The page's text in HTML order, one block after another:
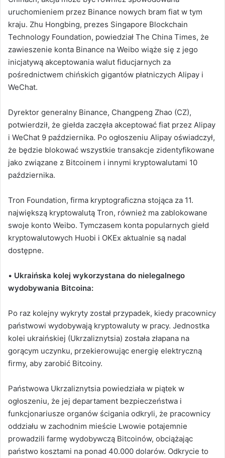
uruchomieniem przez Binance nowych bram fiat w tym
kraju. Zhu Hongbing, prezes Singapore Blockchain
Technology Foundation, powiedział The China Times, że
zawieszenie konta Binance na Weibo wiąże się z jego
inicjatywą akceptowania walut fiducjarnych za
pośrednictwem chińskich gigantów płatniczych Alipay i
WeChat.
Dyrektor generalny Binance, Changpeng Zhao (CZ),
potwierdził, że giełda zaczęła akceptować fiat przez Alipay
i WeChat 9 października. Po ogłoszeniu Alipay oświadczył,
że będzie blokować wszystkie transakcje zidentyfikowane
jako związane z Bitcoinem i innymi kryptowalutami 10
października.
Tron Foundation, firma kryptograficzna stojąca za 11.
największą kryptowalutą Tron, również ma zablokowane
swoje konto Weibo. Tymczasem konta popularnych giełd
kryptowalutowych Huobi i OKEx aktualnie są nadal
dostępne.
• Ukraińska kolej wykorzystana do nielegalnego
wydobywania Bitcoina:
Po raz kolejny wykryty został przypadek, kiedy pracownicy
państwowi wydobywają kryptowaluty w pracy. Jednostka
kolei ukraińskiej (Ukrzaliznytsia) została złapana na
gorącym uczynku, przekierowując energię elektryczną
firmy, aby zarobić Bitcoiny.
Państwowa Ukrzaliznytsia powiedziała w piątek w
ogłoszeniu, że jej departament bezpieczeństwa i
funkcjonariusze organów ścigania odkryli, że pracownicy
oddziału w zachodnim mieście Lwowie potajemnie
prowadzili farmę wydobywczą Bitcoinów, obciążając
państwo kosztami na ponad 40.000 dolarów. Odkrycie to